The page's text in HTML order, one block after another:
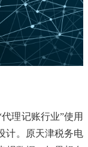
理记账行业”使用
计。原天津税务电